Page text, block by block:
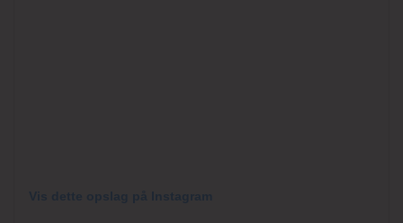
Vis dette opslag på Instagram